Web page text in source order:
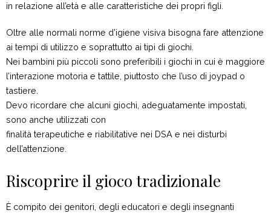
in relazione all’età e alle caratteristiche dei propri figli.
Oltre alle normali norme d’igiene visiva bisogna fare attenzione
ai tempi di utilizzo e soprattutto ai tipi di giochi.
Nei bambini più piccoli sono preferibili i giochi in cui è maggiore
l’interazione motoria e tattile, piuttosto che l’uso di joypad o
tastiere.
Devo ricordare che alcuni giochi, adeguatamente impostati,
sono anche utilizzati con
finalità terapeutiche e riabilitative nei DSA e nei disturbi
dell’attenzione.
Riscoprire il gioco tradizionale
È compito dei genitori, degli educatori e degli insegnanti